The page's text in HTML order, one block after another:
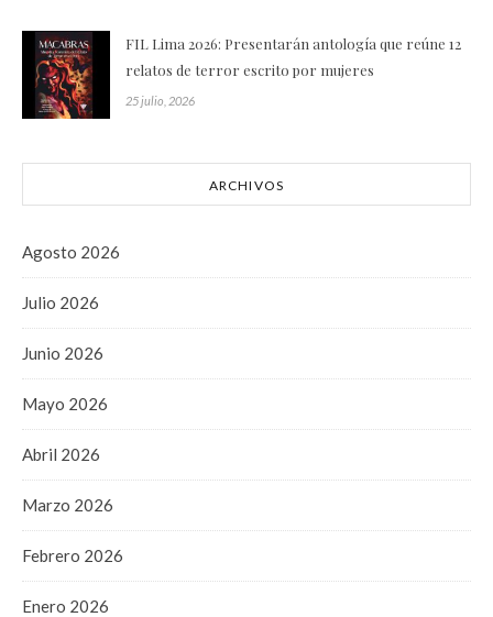
FIL Lima 2026: Presentarán antología que reúne 12
relatos de terror escrito por mujeres
25 julio, 2026
ARCHIVOS
Agosto 2026
Julio 2026
Junio 2026
Mayo 2026
Abril 2026
Marzo 2026
Febrero 2026
Enero 2026